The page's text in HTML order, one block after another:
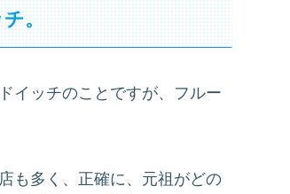
。
イッチのことですが、フルー
も多く、正確に、元祖がどの